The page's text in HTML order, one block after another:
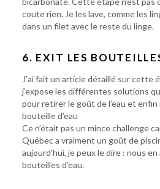
coute rien. Je les lave, comme les
dans un filet avec le reste du linge.
6. EXIT LES
J’ai fait un article détaillé sur cette
j’expose les différentes solutions
pour retirer le goût de l’eau et
bouteille d’eau
Ce n’était pas un mince challenge
Québec a vraiment un goût de
aujourd’hui, je peux le dire : nous
bouteilles d’eau.